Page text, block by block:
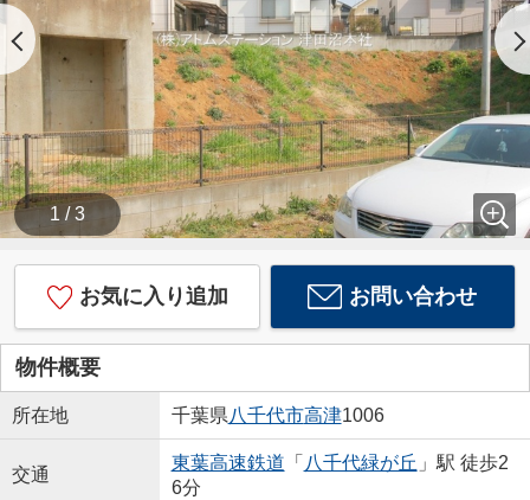
1 / 3
お気に入り追加 お問い合わせ
物件概要
所在地 千葉県八千代市高津1006
交通
東葉高速鉄道 「 八千代緑が丘 」駅 徒歩2
6分